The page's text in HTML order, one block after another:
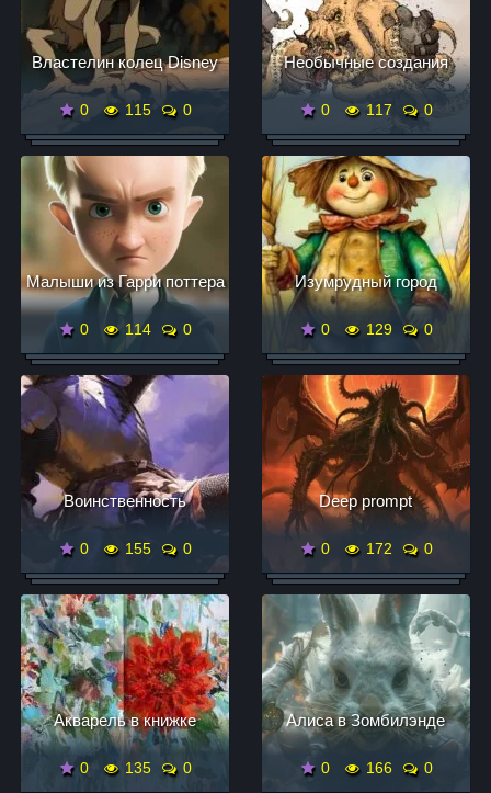
Властелин колец Disney
0 115 0
Необычные создания
0 117 0
Малыши из Гарри поттера
0 114 0
Изумрудный город
0 129 0
Воинственность
0 155 0
Deep prompt
0 172 0
Акварель в книжке
0 135 0
Алиса в Зомбилэнде
0 166 0